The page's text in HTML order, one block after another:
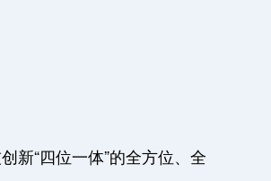
新“四位一体”的全方位、全